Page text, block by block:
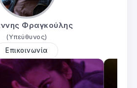
Φραγκούλης
(Υπεύθυνος)
Επικοινωνία